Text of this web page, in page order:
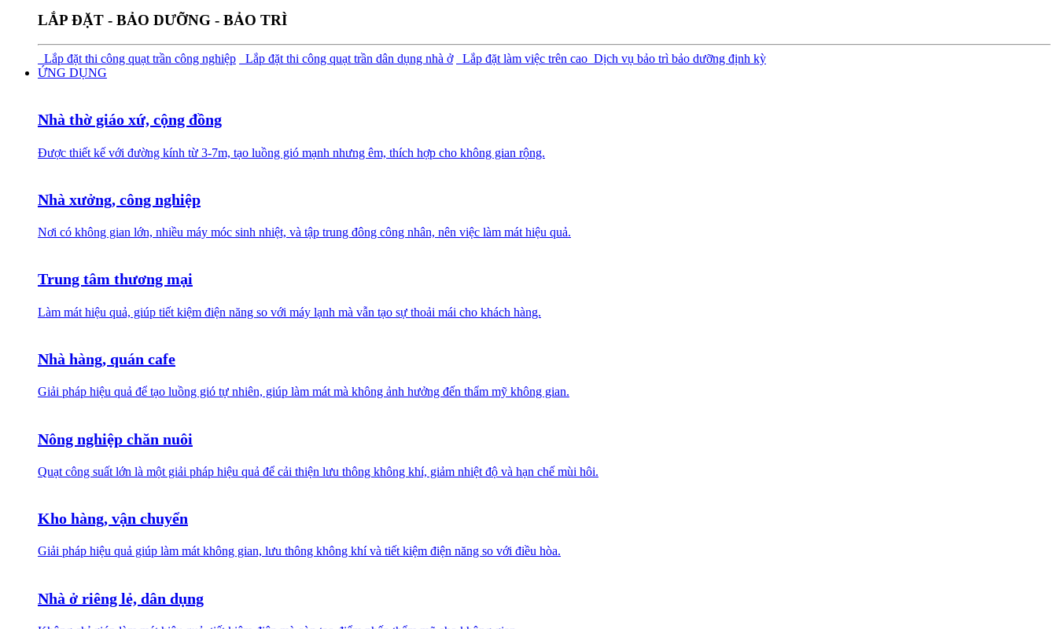
LẮP ĐẶT - BẢO DƯỠNG - BẢO TRÌ
Lắp đặt thi công quạt trần công nghiệp Lắp đặt thi công quạt trần dân dụng nhà ở Lắp đặt làm việc trên cao Dịch vụ bảo trì bảo dưỡng định kỳ
ỨNG DỤNG
Nhà thờ giáo xứ, cộng đồng
Được thiết kế với đường kính từ 3-7m, tạo luồng gió mạnh nhưng êm, thích hợp cho không gian rộng.
Nhà xưởng, công nghiệp
Nơi có không gian lớn, nhiều máy móc sinh nhiệt, và tập trung đông công nhân, nên việc làm mát hiệu quả.
Trung tâm thương mại
Làm mát hiệu quả, giúp tiết kiệm điện năng so với máy lạnh mà vẫn tạo sự thoải mái cho khách hàng.
Nhà hàng, quán cafe
Giải pháp hiệu quả để tạo luồng gió tự nhiên, giúp làm mát mà không ảnh hưởng đến thẩm mỹ không gian.
Nông nghiệp chăn nuôi
Quạt công suất lớn là một giải pháp hiệu quả để cải thiện lưu thông không khí, giảm nhiệt độ và hạn chế mùi hôi.
Kho hàng, vận chuyển
Giải pháp hiệu quả giúp làm mát không gian, lưu thông không khí và tiết kiệm điện năng so với điều hòa.
Nhà ở riêng lẻ, dân dụng